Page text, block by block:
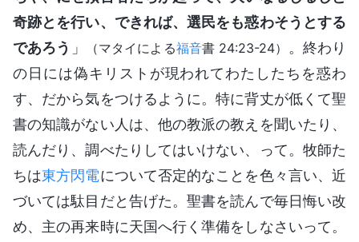
奇跡とを行い、できれば、選民をも惑わそうとする
であろう 」 （マタイによる福音書 24:23-24）
。終わり
の日には偽キリストが現われてわたしたちを惑わ
す、だから気をつけるように。特に背丈が低くて聖
書の知識がない人は、他の教派の教えを聞いたり、
読んだり、調べたりしてはいけない、って。牧師た
ちは東方閃電について否定的なことを色々言い、近
づいては駄目だと告げた。聖書を読んで毎日悔い改
め、主の再来時に天国へ行く準備をしなさいって。